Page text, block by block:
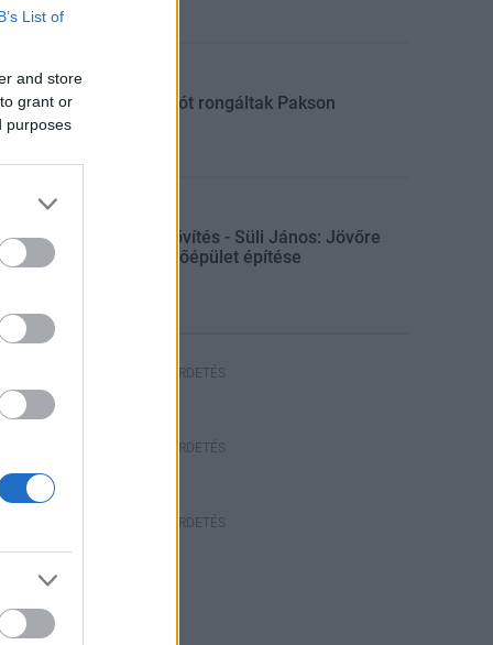
List of
and store
grant or
purposes
Sorompót rongáltak Pakson
Paksi bővítés - Süli János: Jövőre
indul a főépület építése
HIRDETÉS
HIRDETÉS
HIRDETÉS